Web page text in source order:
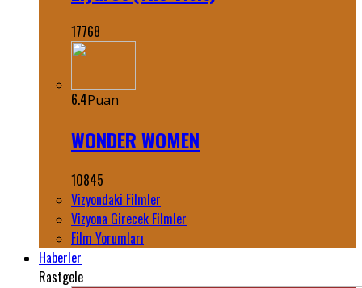
17768
6.4Puan
WONDER WOMEN
10845
Vizyondaki Filmler
Vizyona Girecek Filmler
Film Yorumları
Haberler
Rastgele